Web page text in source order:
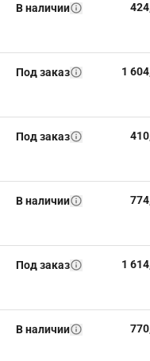
В наличии
Под заказ 1
Под заказ
В наличии
Под заказ 1
В наличии